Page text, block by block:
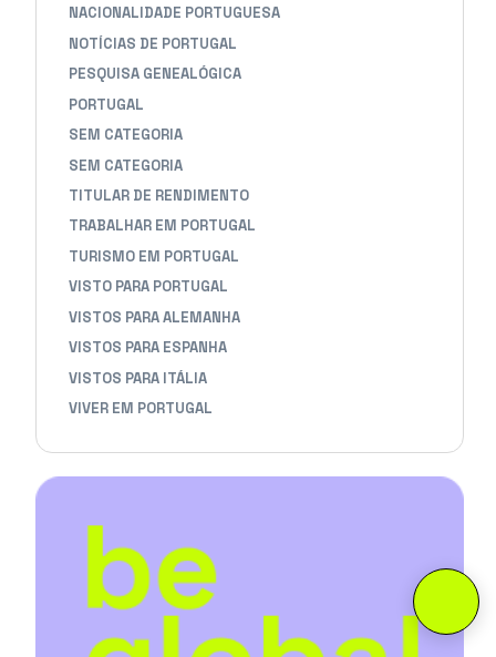
NACIONALIDADE PORTUGUESA
NOTÍCIAS DE PORTUGAL
PESQUISA GENEALÓGICA
PORTUGAL
SEM CATEGORIA
SEM CATEGORIA
TITULAR DE RENDIMENTO
TRABALHAR EM PORTUGAL
TURISMO EM PORTUGAL
VISTO PARA PORTUGAL
VISTOS PARA ALEMANHA
VISTOS PARA ESPANHA
VISTOS PARA ITÁLIA
VIVER EM PORTUGAL